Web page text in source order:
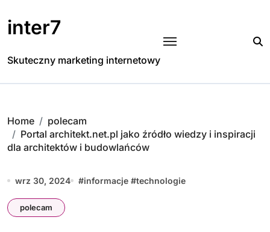
to
content
inter7
Skuteczny marketing internetowy
Home
polecam
Portal architekt.net.pl jako źródło wiedzy i inspiracji
dla architektów i budowlańców
wrz 30, 2024 #informacje #technologie
polecam